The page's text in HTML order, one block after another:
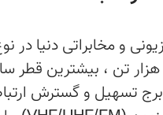
با ارتفاع 435 متر ششمین برج